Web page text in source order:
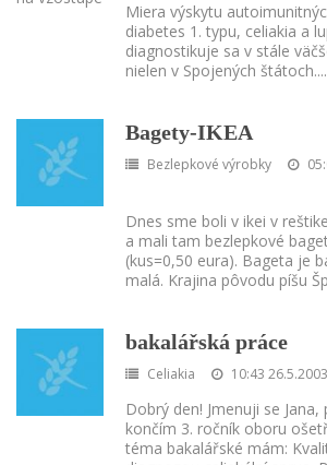
Miera výskytu
diabetes 1. typu, celiakia a
diagnostikuje sa v stále
nielen v Spojených štátoch....
Bagety-IKEA
Bezlepkové výrobky
Dnes sme boli v ikei v
a mali tam bezlepkové
(kus=0,50 eura). Bageta je
malá. Krajina pôvodu píšu
bakalářská práce
Celiakia 10:43 26.5.2003
Dobrý den! Jmenuji se
končím 3. ročník oboru
téma bakalářské mám: